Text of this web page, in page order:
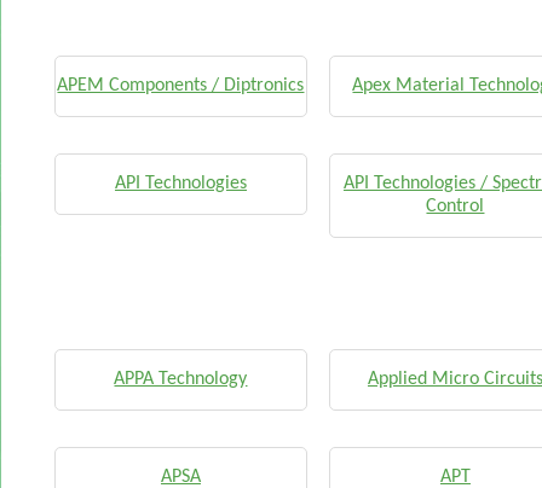
APEM Components / Diptronics Apex Material
API Technologies
API Technologies /
Control
APPA Technology Applied Micro Circuits
APSA APT